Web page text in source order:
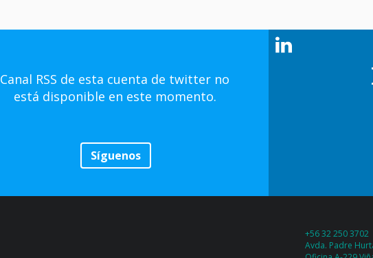
Canal RSS de esta cuenta de twitter no
está disponible en este momento.
Síguenos
+56 32 250 3702
Avda. Padre